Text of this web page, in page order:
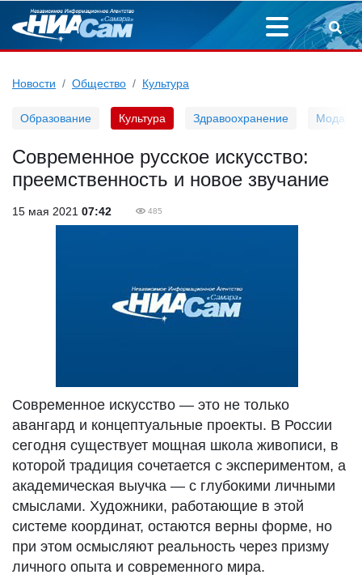
Новости Общество Культура
Образование Культура Здравоохранение Мода
Современное русское искусство:
преемственность и новое звучание
15 мая 2021 07:42 485
Современное искусство — это не только
авангард и концептуальные проекты. В России
сегодня существует мощная школа живописи, в
которой традиция сочетается с экспериментом, а
академическая выучка — с глубокими личными
смыслами. Художники, работающие в этой
системе координат, остаются верны форме, но
при этом осмысляют реальность через призму
личного опыта и современного мира.